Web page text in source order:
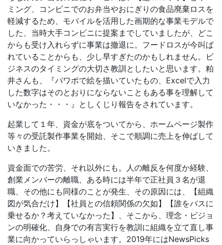
ミング、コンビニでのお弁当やおにぎりの食品廃棄ロスを
軽減するため、モバイルを活用した画期的な事業モデルで
した、当時大手コンビニに提案までしていましたが、どこ
からも受け入れらずに事業は撤退に。フードロスが今叫ば
れていることからも、少し早すぎたのかもしれません。ビ
ジネスのタイミングの大切さ教訓としたいと思います。粕
井さんも、『パワポで絵を描いていたもの、Excelで入力
した数字はそのとおりにならないこともある事を理解して
いなかった・・・』としくじり報告をされています。
起業して１年、資金が底をついてから、ホームページ製作
等々の受託製作事業を開始、そこで順調に売上を伸ばして
いきました。
資金面での苦労、それ以外にも。人の離反を何度か経験、
創業メンバーの離職、ある時には半年で正社員３名が退
職、その他にも同様のことが発生、その原因には、【組織
図が気合だけ】【社員との信頼関係の欠如】【誰をバスに
乗せるか？考えていなかった】、そこから、理念・ビジョ
ンの明確化、自身での有言実行を教訓に組織を立て直し事
業に向かっていらっしゃいます。2019年にはNewsPicks